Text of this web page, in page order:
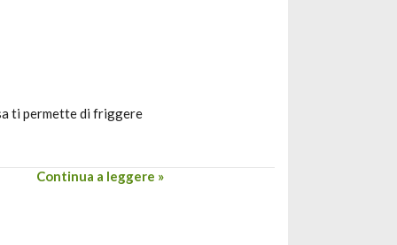
ti permette di friggere
Continua a leggere »